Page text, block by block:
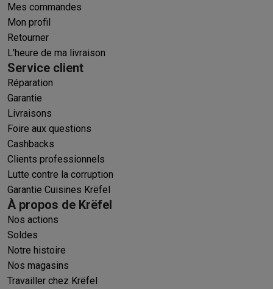
Mes commandes
Mon profil
Retourner
L'heure de ma livraison
Service client
Réparation
Garantie
Livraisons
Foire aux questions
Cashbacks
Clients professionnels
Lutte contre la corruption
Garantie Cuisines Krëfel
À propos de Krëfel
Nos actions
Soldes
Notre histoire
Nos magasins
Travailler chez Krëfel